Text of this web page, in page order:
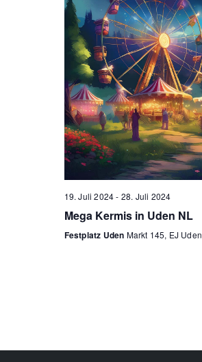
19. Juli 2024- 28. Juli 2024
Mega Kermis in Uden NL
Festplatz Uden Markt 145, EJ Uden